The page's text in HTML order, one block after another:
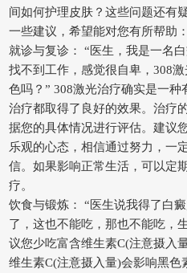
间如何护理皮肤？这些问题还有
一些建议，希望能对您有所帮助：
就诊与复诊： “医生，我是一名
找不到工作，感觉很自卑，308
色吗？” 308激光治疗确实是一
治疗都取得了良好的效果。治疗
据您的具体情况进行评估。建议
乐观的心态，相信通过努力，一
信。如果影响正常生活，可以定
疗。
饮食与锻炼： “医生说我得了白
了，这也不能吃，那也不能吃，
议您少吃富含维生素C(注意摄入
维生素C(注意摄入量)会影响黑